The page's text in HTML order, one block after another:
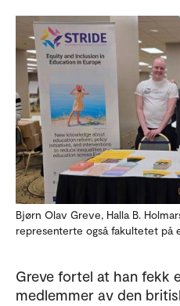
Bjørn Olav Greve, Halla B.
representerte også fakultetet på
Greve fortel at han fekk
medlemmer av den